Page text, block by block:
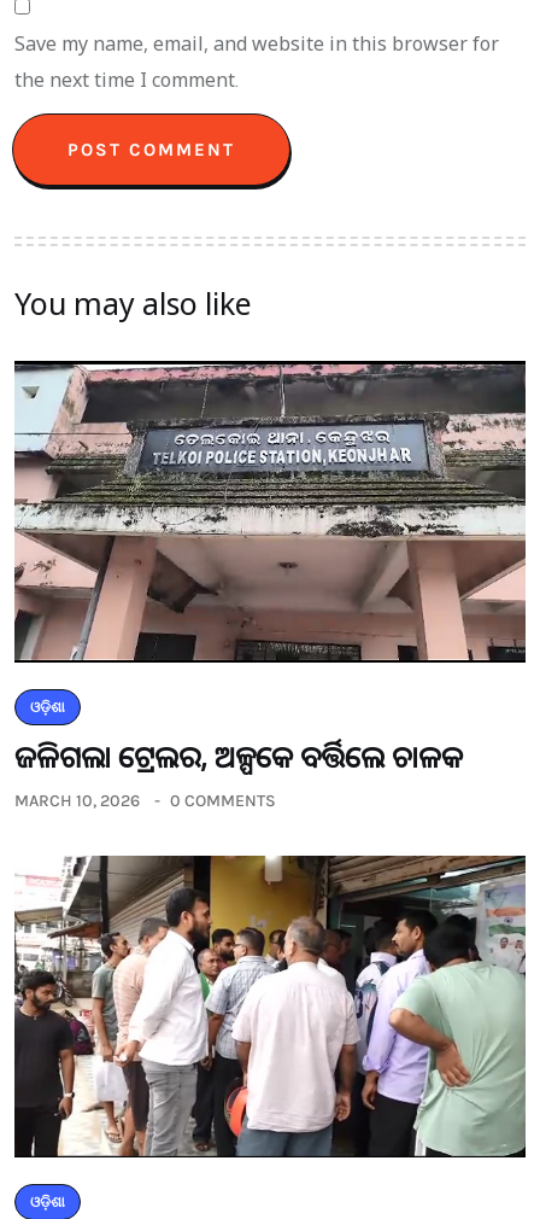
Save my name, email, and website in this browser for
the next time I comment.
You may also like
ଓଡ଼ିଶା
ଜଳିଗଲା ଟ୍ରେଲର, ଅଳ୍ପକେ ବର୍ତ୍ତିଲେ ଚାଳକ
MARCH 10, 2026 0 COMMENTS
ଓଡ଼ିଶା